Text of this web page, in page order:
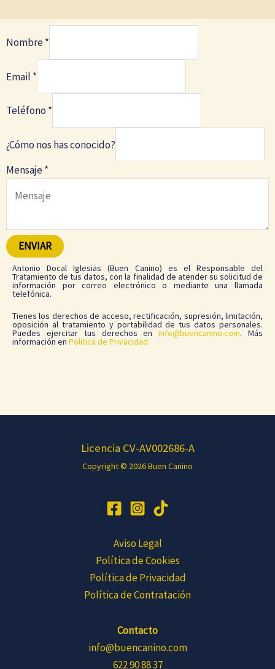
Nombre*
Email *
Teléfono *
¿Cómo nos has conocido?
c
c
i
Mensaje*
ENVIAR
Antonio Docal Iglesias (Buen Canino) es el Responsable del
Tratamiento de tus datos, con la finalidad de atender su solicitud de
información por correo electrónico o mediante una llamada
telefónica.
Tienes los derechos de acceso, rectificación, supresión, limitación,
oposición al tratamiento y portabilidad de tus datos personales.
Puedes ejercitar tus derechos eninfo@buencanino.com. Más
información en Política de Privacidad
Licencia CV-AV002686-A
Copyright © 2026 Buen Canino
Aviso Legal
Política de Cookies
Política de Privacidad
Política de Contratación
Contacto
info@buencanino.com
622 90 88 37